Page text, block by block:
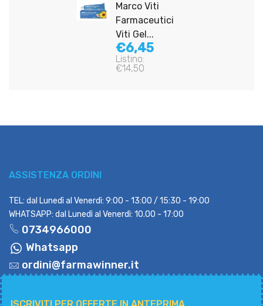
Marco Viti
Farmaceutici
Viti Gel...
€6,45
Listino:
€14,50
ASSISTENZA ORDINI
TEL: dal Lunedì al Venerdì: 9:00 - 13:00 / 15:30 - 19:00
WHATSAPP: dal Lunedì al Venerdì: 10.00 - 17:00
0734966000
Whatsapp
ordini@farmawinner.it